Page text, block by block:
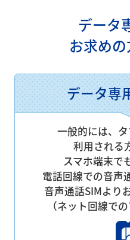
データ
お求め
データ専
一般的には、
利用される
スマホ端末で
電話回線での音声
音声通話SIMより
（ネット回線で